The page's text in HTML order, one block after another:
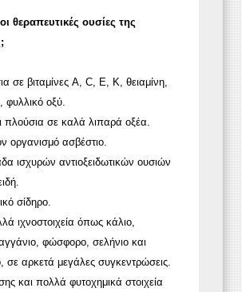
θεραπευτικές ουσίες της
σε βιταμίνες A, C, E, Κ, θειαμίνη,
φυλλικό οξύ.
πλούσια σε καλά λιπαρά οξέα.
οργανισμό ασβέστιο.
ισχυρών αντιοξειδωτικών ουσιών
σίδηρο.
ιχνοστοιχεία όπως κάλιο,
φώσφορο, σελήνιο και
σε αρκετά μεγάλες συγκεντρώσεις.
και πολλά φυτοχημικά στοιχεία